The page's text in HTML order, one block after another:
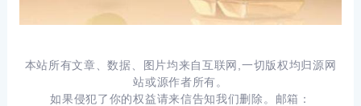
本站所有文章、数据、图片均来自互联网,一切版权均归源网
站或源作者所有。
如果侵犯了你的权益请来信告知我们删除。邮箱：